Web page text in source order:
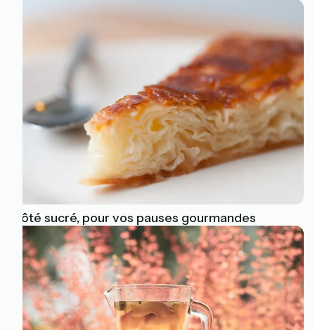
Côté sucré, pour vos pauses gourmandes